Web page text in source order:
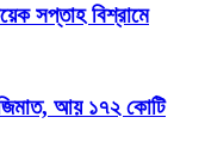
সপ্তাহ বিশ্রামে
আয় ১৭২ কোটি